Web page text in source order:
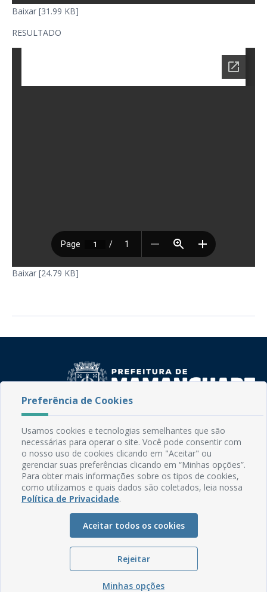
Baixar [31.99 KB]
RESULTADO
Baixar [24.79 KB]
Rua do Imperador, 78, Centro
CEP: 58.280-000 - Mamanguape/PB
Fone: (83) 3292-2246
Email: comunicacao@mamanguape.pb.gov.br
Expediente: Segunda à Sexta, das 08h às 13h
Mapa do Site
Perguntas frequentes
Manual de Navegação
Glossário
Ouvidoria
Preferência de Cookies
Usamos cookies e tecnologias semelhantes que são
necessárias para operar o site. Você pode consentir com
o nosso uso de cookies clicando em "Aceitar" ou
gerenciar suas preferências clicando em “Minhas opções”.
Para obter mais informações sobre os tipos de cookies,
como utilizamos e quais dados são coletados, leia nossa
Política de Privacidade.
Aceitar todos os cookies
Rejeitar
Minhas opções